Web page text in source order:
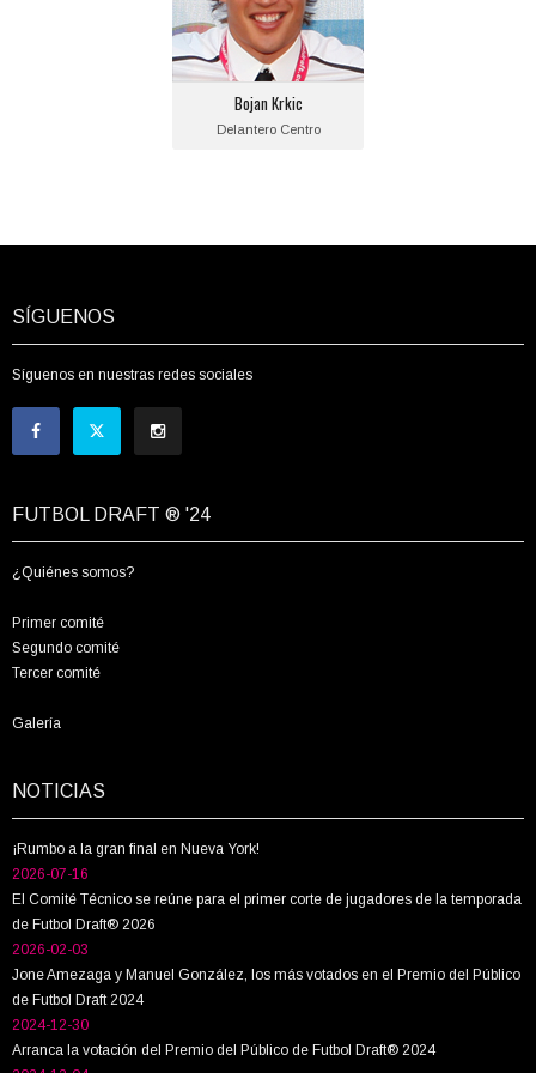
Bojan Krkic
Delantero Centro
Fecha de nacimiento:
1990-08-28
F.C. Barcelona
SÍGUENOS
Síguenos en nuestras redes sociales
FUTBOL DRAFT ® '24
¿Quiénes somos?
Primer comité
Segundo comité
Tercer comité
Galería
NOTICIAS
¡Rumbo a la gran final en Nueva York!
2026-07-16
El Comité Técnico se reúne para el primer corte de jugadores de la temporada
de Futbol Draft® 2026
2026-02-03
Jone Amezaga y Manuel González, los más votados en el Premio del Público
de Futbol Draft 2024
2024-12-30
Arranca la votación del Premio del Público de Futbol Draft® 2024